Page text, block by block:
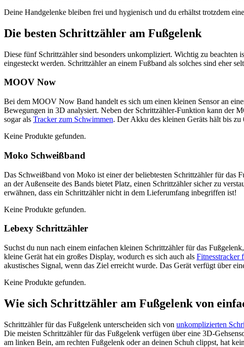
Deine Handgelenke bleiben frei und hygienisch und du erhältst trotzdem
Die besten Schrittzähler am Fußgelenk
Diese fünf Schrittzähler sind besonders unkompliziert. Wichtig zu beachten
eingesteckt werden. Schrittzähler an einem Fußband als solches sind eher
MOOV Now
Bei dem MOOV Now Band handelt es sich um einen kleinen Sensor an
Bewegungen in 3D analysiert. Neben der Schrittzähler-Funktion kann der
sogar als Tracker zum Schwimmen. Der Akku des kleinen Geräts hält bis
Keine Produkte gefunden.
Moko Schweißband
Das Schweißband von Moko ist einer der beliebtesten Schrittzähler für das
an der Außenseite des Bands bietet Platz, einen Schrittzähler sicher zu
erwähnen, dass ein Schrittzähler nicht in dem Lieferumfang inbegriffen ist!
Keine Produkte gefunden.
Lebexy Schrittzähler
Suchst du nun nach einem einfachen kleinen Schrittzähler für das
kleine Gerät hat ein großes Display, wodurch es sich auch als Fitnesstracker
akustisches Signal, wenn das Ziel erreicht wurde. Das Gerät verfügt über
Keine Produkte gefunden.
Wie sich Schrittzähler am Fußgelenk von
Schrittzähler für das Fußgelenk unterscheiden sich von unkomplizierten
Die meisten Schrittzähler für das Fußgelenk verfügen über eine 3D-
am linken Bein, am rechten Fußgelenk oder an deinen Schuh clippst, hat